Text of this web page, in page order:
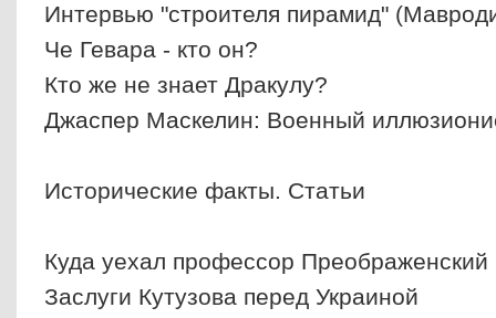
Интервью "строителя пирамид"
Че Гевара - кто он?
Кто же не знает Дракулу?
Джаспер Маскелин: Военный
Исторические факты. Статьи
Куда уехал профессор Преображенский
Заслуги Кутузова перед Украиной